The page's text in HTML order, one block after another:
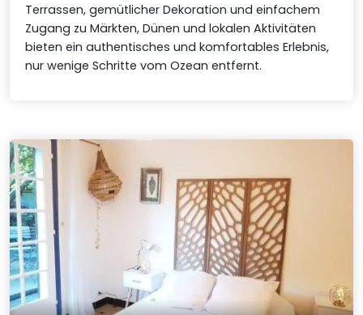
Terrassen, gemütlicher Dekoration und einfachem
Zugang zu Märkten, Dünen und lokalen Aktivitäten
bieten ein authentisches und komfortables Erlebnis,
nur wenige Schritte vom Ozean entfernt.